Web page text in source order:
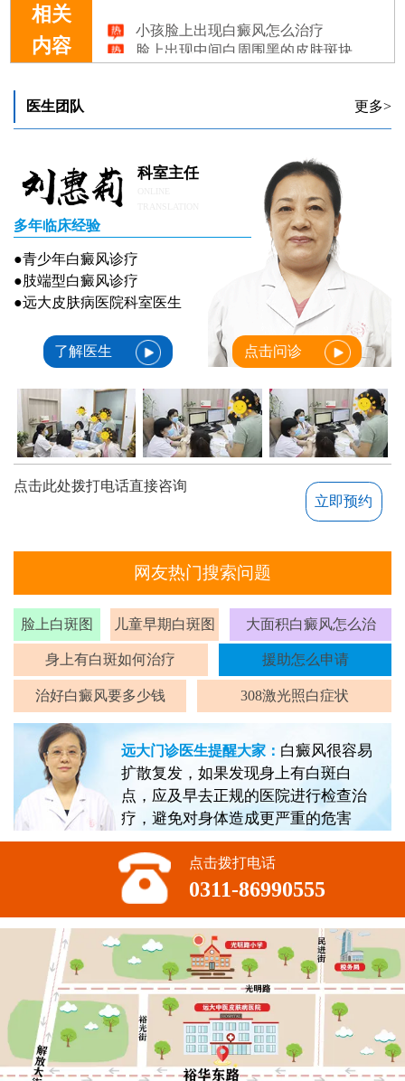
相关
内容
脸上出现中间白周围黑的皮肤斑块是怎么回事
一岁半宝宝脸上出现白斑，可能是哪些原因？警惕白癜风早期症状
医生团队
更多>
科室主任
多年临床经验
●青少年白癜风诊疗
●肢端型白癜风诊疗
●远大皮肤病医院科室医生
了解医生 点击问诊
点击此处拨打电话直接咨询
立即预约
网友热门搜索问题
脸上白斑图 儿童早期白斑图 大面积白癜风怎么治
身上有白斑如何治疗 援助怎么申请
治好白癜风要多少钱 308激光照白症状
远大门诊医生提醒大家： 白癜风很容易
扩散复发，如果发现身上有白斑白
点，应及早去正规的医院进行检查治
疗，避免对身体造成更严重的危害
点击拨打电话
0311-86990555